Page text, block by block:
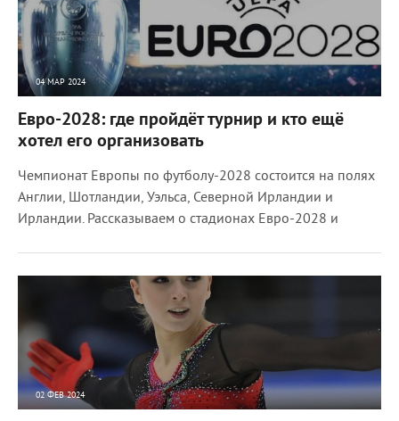
04 МАР 2024
Евро-2028: где пройдёт турнир и кто ещё
хотел его организовать
Чемпионат Европы по футболу-2028 состоится на полях
Англии, Шотландии, Уэльса, Северной Ирландии и
Ирландии. Рассказываем о стадионах Евро-2028 и
02 ФЕВ 2024